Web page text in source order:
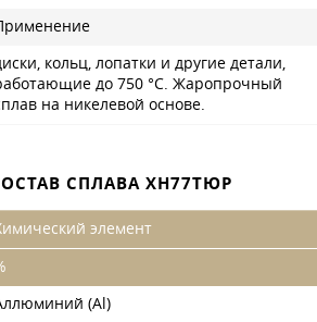
кольц, лопатки и другие детали,
до 750 °C. Жаропрочный
на никелевой основе.
СПЛАВА ХН77ТЮР
элемент
(Al)